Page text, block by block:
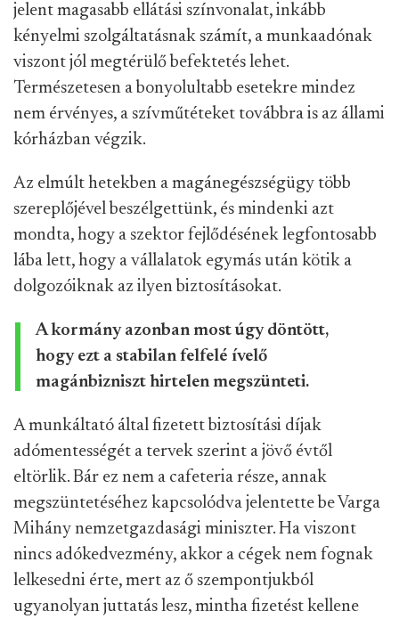
jelent magasabb ellátási színvonalat, inkább
kényelmi szolgáltatásnak számít, a munkaadónak
viszont jól megtérülő befektetés lehet.
Természetesen a bonyolultabb esetekre mindez
nem érvényes, a szívműtéteket továbbra is az állami
kórházban végzik.
Az elmúlt hetekben a magánegészségügy több
szereplőjével beszélgettünk, és mindenki azt
mondta, hogy a szektor fejlődésének legfontosabb
lába lett, hogy a vállalatok egymás után kötik a
dolgozóiknak az ilyen biztosításokat.
A kormány azonban most úgy döntött,
hogy ezt a stabilan felfelé ívelő
magánbizniszt hirtelen megszünteti.
A munkáltató által fizetett biztosítási díjak
adómentességét a tervek szerint a jövő évtől
eltörlik. Bár ez nem a cafeteria része, annak
megszüntetéséhez kapcsolódva jelentette be Varga
Mihány nemzetgazdasági miniszter. Ha viszont
nincs adókedvezmény, akkor a cégek nem fognak
lelkesedni érte, mert az ő szempontjukból
ugyanolyan juttatás lesz, mintha fizetést kellene